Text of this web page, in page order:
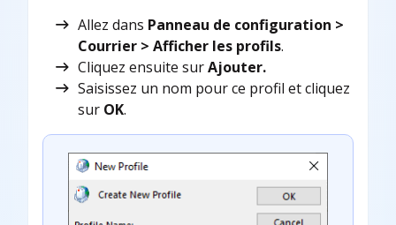
Allez dans Panneau de configuration >
Courrier > Afficher les profils.
Cliquez ensuite surAjouter.
Saisissez un nom pour ce profil et cliquez
sur OK.